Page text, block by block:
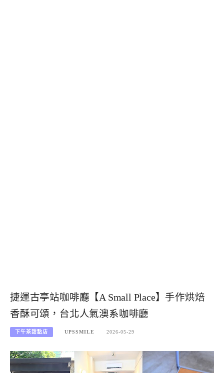
捷運古亭站咖啡廳【A Small Place】手作烘焙
香酥可頌，台北人氣澳系咖啡廳
下午茶甜點店 UPSSMILE 2026-05-29